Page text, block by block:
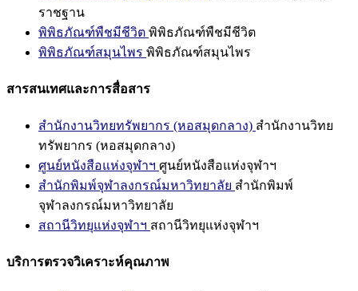
ราชฐาน
พิพิธภัณฑ์พืชมีชีวิต พิพิธภัณฑ์พืชมีชีวิต
พิพิธภัณฑ์สมุนไพร พิพิธภัณฑ์สมุนไพร
สารสนเทศและการสื่อสาร
สำนักงานวิทยทรัพยากร (หอสมุดกลาง) สำนักงานวิทย
ทรัพยากร (หอสมุดกลาง)
ศูนย์หนังสือแห่งจุฬาฯ ศูนย์หนังสือแห่งจุฬาฯ
สำนักพิมพ์จุฬาลงกรณ์มหาวิทยาลัย สำนักพิมพ์
จุฬาลงกรณ์มหาวิทยาลัย
สถานีวิทยุแห่งจุฬาฯ สถานีวิทยุแห่งจุฬาฯ
บริการตรวจวิเคราะห์คุณภาพ